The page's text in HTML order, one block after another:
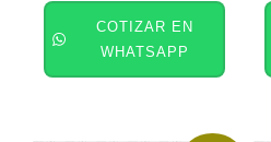
COTIZAR EN
WHATSAPP